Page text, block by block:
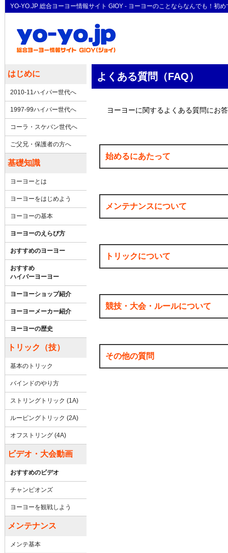
YO-YO.JP 総合ヨーヨー情報サイト GIOY - ヨーヨーのことならなんでも！初
はじめに
2010-11ハイパー世代へ
1997-99ハイパー世代へ
コーラ・スケバン世代へ
ご父兄・保護者の方へ
基礎知識
ヨーヨーとは
ヨーヨーをはじめよう
ヨーヨーの基本
ヨーヨーのえらび方
おすすめのヨーヨー
おすすめ
ハイパーヨーヨー
ヨーヨーショップ紹介
ヨーヨーメーカー紹介
ヨーヨーの歴史
トリック（技）
基本のトリック
バインドのやり方
ストリングトリック (1A)
ルーピングトリック (2A)
オフストリング (4A)
ビデオ・大会動画
おすすめのビデオ
チャンピオンズ
ヨーヨーを観戦しよう
メンテナンス
メンテ基本
よくある質問（FAQ）
ヨーヨーに関するよくある質問にお
始めるにあたって
メンテナンスについて
トリックについて
競技・大会・ルールについて
その他の質問